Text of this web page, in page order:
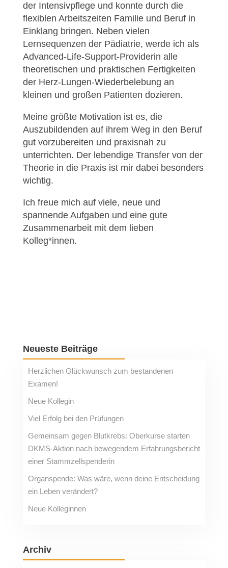
der Intensivpflege und konnte durch die
flexiblen Arbeitszeiten Familie und Beruf in
Einklang bringen. Neben vielen
Lernsequenzen der Pädiatrie, werde ich als
Advanced-Life-Support-Providerin alle
theoretischen und praktischen Fertigkeiten
der Herz-Lungen-Wiederbelebung an
kleinen und großen Patienten dozieren.
Meine größte Motivation ist es, die
Auszubildenden auf ihrem Weg in den Beruf
gut vorzubereiten und praxisnah zu
unterrichten. Der lebendige Transfer von der
Theorie in die Praxis ist mir dabei besonders
wichtig.
Ich freue mich auf viele, neue und
spannende Aufgaben und eine gute
Zusammenarbeit mit dem lieben
Kolleg*innen.
Neueste Beiträge
Herzlichen Glückwunsch zum bestandenen
Examen!
Neue Kollegin
Viel Erfolg bei den Prüfungen
Gemeinsam gegen Blutkrebs: Oberkurse starten
DKMS-Aktion nach bewegendem Erfahrungsbericht
einer Stammzellspenderin
Organspende: Was wäre, wenn deine Entscheidung
ein Leben verändert?
Neue Kolleginnen
Archiv